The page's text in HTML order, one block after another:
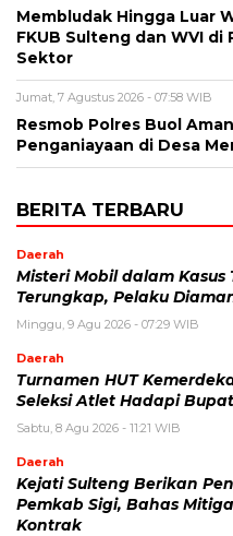
Membludak Hingga Luar
FKUB Sulteng dan WVI
Sektor
Jumat, 7 Agustus 2026 - 07:58 WIB
Resmob Polres Buol
Penganiayaan di Desa
BERITA TERBARU
Daerah
Misteri Mobil dalam
Terungkap, Pelaku
Minggu, 9 Agu 2026 - 07:29 WIB
Daerah
Turnamen HUT
Seleksi Atlet Hadapi
Sabtu, 8 Agu 2026 - 11:21 WIB
Daerah
Kejati Sulteng Berikan
Pemkab Sigi, Bahas
Kontrak